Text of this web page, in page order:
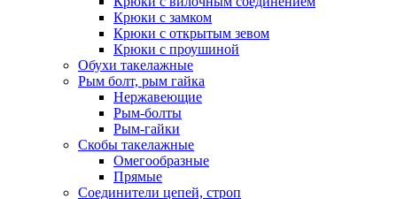
Крюки с замком
Крюки с открытым зевом
Крюки с проушиной
Обухи такелажные
Рым болт, рым гайка
Нержавеющие
Рым-болты
Рым-гайки
Скобы такелажные
Омегообразные
Прямые
Соединители цепей, строп